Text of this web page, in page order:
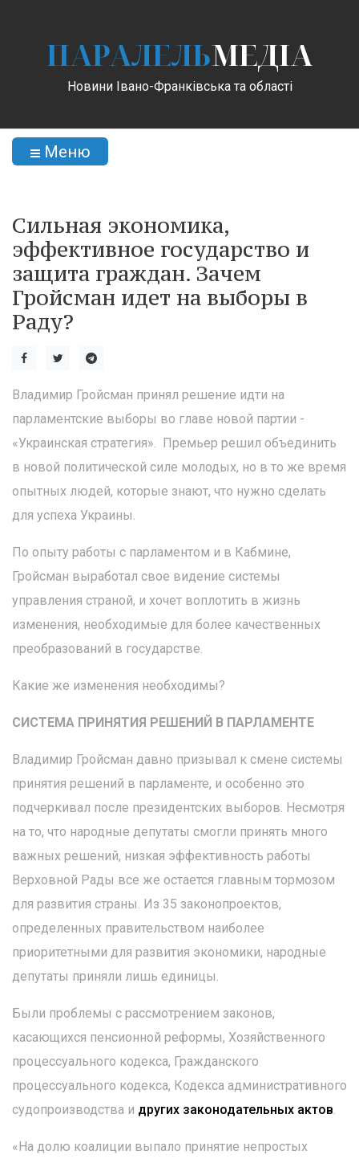
ПАРАЛЕЛЬМЕДІА
Новини Івано-Франківська та області
Меню
Сильная экономика,
эффективное государство и
защита граждан. Зачем
Гройсман идет на выборы в
Раду?
Владимир Гройсман принял решение идти на
парламентские выборы во главе новой партии -
«Украинская стратегия». Премьер решил объединить
в новой политической силе молодых, но в то же время
опытных людей, которые знают, что нужно сделать
для успеха Украины.
По опыту работы с парламентом и в Кабмине,
Гройсман выработал свое видение системы
управления страной, и хочет воплотить в жизнь
изменения, необходимые для более качественных
преобразований в государстве.
Какие же изменения необходимы?
СИСТЕМА ПРИНЯТИЯ РЕШЕНИЙ В ПАРЛАМЕНТЕ
Владимир Гройсман давно призывал к смене системы
принятия решений в парламенте, и особенно это
подчеркивал после президентских выборов. Несмотря
на то, что народные депутаты смогли принять много
важных решений, низкая эффективность работы
Верховной Рады все же остается главным тормозом
для развития страны. Из 35 законопроектов,
определенных правительством наиболее
приоритетными для развития экономики, народные
депутаты приняли лишь единицы.
Были проблемы с рассмотрением законов,
касающихся пенсионной реформы, Хозяйственного
процессуального кодекса, Гражданского
процессуального кодекса, Кодекса административного
судопроизводства и других законодательных актов.
«На долю коалиции выпало принятие непростых